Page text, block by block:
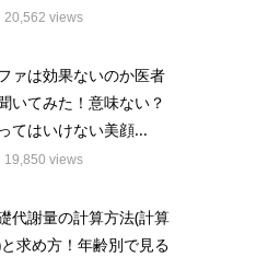
20,562 views
ァは効果ないのか医者
いてみた！意味ない？
てはいけない美顔...
19,850 views
代謝量の計算方法(計算
求め方！年齢別で見る